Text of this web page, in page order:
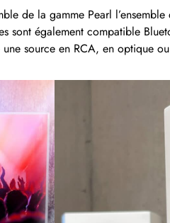
de la gamme Pearl
sont également compatible
source en RCA, en optique